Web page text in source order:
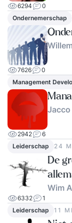
6294
0
Ondernemerschap
7626
0
Management
Jacco
2942
6
Leiderschap
24
De
Wim
6332
1
Leiderschap
11